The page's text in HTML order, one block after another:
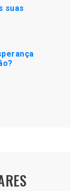
suas